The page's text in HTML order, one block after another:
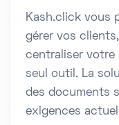
Kash.click vous
gérer vos
centraliser votre
seul outil. La
des documents
exigences